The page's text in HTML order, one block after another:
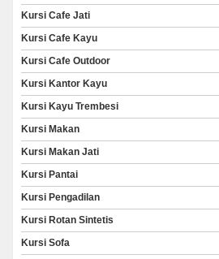
Kursi Cafe Jati
Kursi Cafe Kayu
Kursi Cafe Outdoor
Kursi Kantor Kayu
Kursi Kayu Trembesi
Kursi Makan
Kursi Makan Jati
Kursi Pantai
Kursi Pengadilan
Kursi Rotan Sintetis
Kursi Sofa